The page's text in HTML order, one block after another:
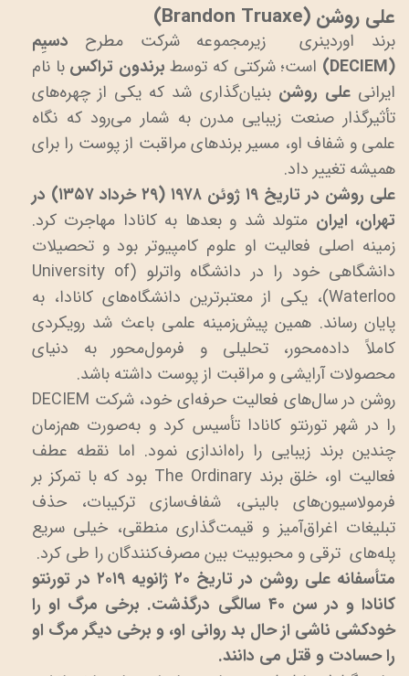
علی روشن (Brandon Truaxe)
برند اوردینری زیرمجموعه شرکت مطرح دسیِم
(DECIEM)
است؛ شرکتی که توسط برندون تراکس با نام
ایرانیعلی روشن بنیان‌گذاری شد که یکی از چهره‌های
تأثیرگذار صنعت زیبایی مدرن به شمار می‌رود که نگاه
علمی و شفاف او، مسیر برندهای مراقبت از پوست را برای
همیشه تغییر داد.
علی روشن در تاریخ ۱۹ ژوئن ۱۹۷۸ (۲۹ خرداد ۱۳۵۷) در
تهران، ایران متولد شد و بعدها به کانادا مهاجرت کرد.
زمینه اصلی فعالیت او علوم کامپیوتر بود و تحصیلات
دانشگاهی خود را در دانشگاه واترلو (University of
Waterloo)، یکی از معتبرترین دانشگاه‌های کانادا، به
پایان رساند. همین پیش‌زمینه علمی باعث شد رویکردی
کاملاً داده‌محور، تحلیلی و فرمول‌محور به دنیای
محصولات آرایشی و مراقبت از پوست داشته باشد.
روشن در سال‌های فعالیت حرفه‌ای خود، شرکت DECIEM
را در شهر تورنتو کانادا تأسیس کرد و به‌صورت هم‌زمان
چندین برند زیبایی را راه‌اندازی نمود. اما نقطه عطف
فعالیت او، خلق برند The Ordinary بود که با تمرکز بر
فرمولاسیون‌های بالینی، شفاف‌سازی ترکیبات، حذف
تبلیغات اغراق‌آمیز و قیمت‌گذاری منطقی، خیلی سریع
پله‌های ترقی و محبوبیت بین مصرف‌کنندگان را طی کرد.
متأسفانه علی روشن در تاریخ ۲۰ ژانویه ۲۰۱۹ در تورنتو
کانادا و در سن ۴۰ سالگی درگذشت.
برخی مرگ او را
خودکشی ناشی از حال بد روانی او، و برخی دیگر مرگ او
را حسادت و قتل می دانند.